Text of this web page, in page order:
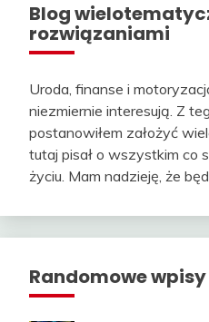
Blog
rozwiązaniami
Uroda, finanse i
niezmiernie interesują. Z
postanowiłem założyć
tutaj pisał o wszystkim co
życiu. Mam nadzieję, że
Randomowe wpisy